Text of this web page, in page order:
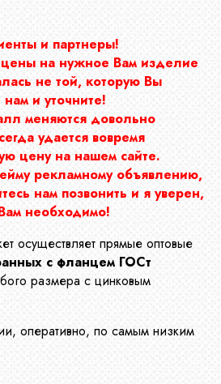
и партнеры!
на нужное Вам изделие
не той, которую Вы
и уточните!
меняются довольно
удается вовремя
цену на нашем сайте.
рекламному объявлению,
нам позвонить и я уверен,
необходимо!
осуществляет прямые оптовые
с фланцем ГОСт
размера с цинковым
оперативно, по самым низким